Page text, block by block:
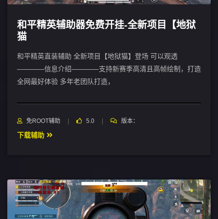
和平精英辅助器免费开挂-全新项目【地狱
猫
和平精英直装辅助 全新项目【地狱猫】登场 可以观透
————信息介绍————支持新赛季高清且高帧绘制，打造
全网最好体验 多年老团队打造，
免ROOT辅助 5.0 版本：
下载辅助